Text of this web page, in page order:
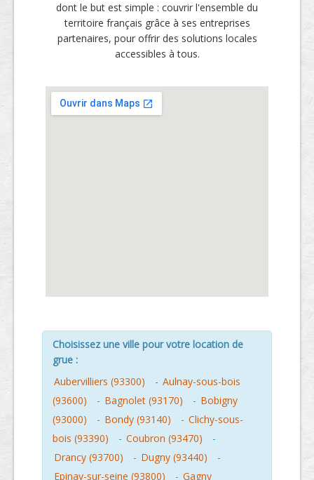
dont le but est simple : couvrir l'ensemble du
territoire français grâce à ses entreprises
partenaires, pour offrir des solutions locales
accessibles à tous.
Choisissez une ville pour votre location de
grue :
Aubervilliers (93300)
- Aulnay-sous-bois
(93600)
- Bagnolet (93170) - Bobigny
(93000)
- Bondy (93140) - Clichy-sous-
bois (93390)
- Coubron (93470)
-
Drancy (93700)
- Dugny (93440)
-
Epinay-sur-seine (93800)
- Gagny